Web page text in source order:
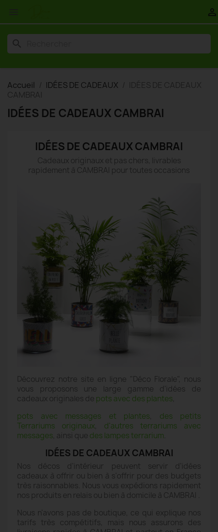

search
Accueil IDÉES DE CADEAUX
IDÉES DE CADEAUX
CAMBRAI
IDÉES DE CADEAUX CAMBRAI
IDÉES DE CADEAUX CAMBRAI
Cadeaux originaux et pas chers, livrables
rapidement à CAMBRAI pour toutes occasions
Découvrez notre site en ligne "Déco Florale", nous
vous proposons une large gamme d'idées de
cadeaux originales de pots avec des plantes,
pots avec messages et plantes, des petits
Terrariums originaux, d'autres terrariums avec
messages, ainsi que des lampes terrarium
IDÉES DE CADEAUX CAMBRAI
Nos décos d'intérieur peuvent servir d'idées
cadeaux à offrir ou bien à s'offrir pour des budgets
très raisonnables. Nous vous expédions rapidement
nos produits en relais ou bien à domicile à CAMBRAI .
Nous n'avons pas de boutique, ce qui explique nos
tarifs très compétitifs, mais nous assurons des